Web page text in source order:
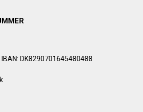
IBAN: DK8290701645480488